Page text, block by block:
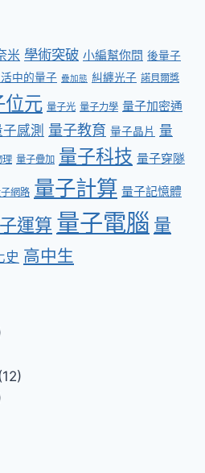
米 學術突破 小編幫你問 後量子
中的量子 疊加態 糾纏光子 諾貝爾獎
位元 量子光 量子力學 量子加密通
感測 量子教育 量子晶片 量
理 量子疊加 量子科技 量子穿隧
網路 量子計算 量子記憶體
運算 量子電腦 量
史 高中生